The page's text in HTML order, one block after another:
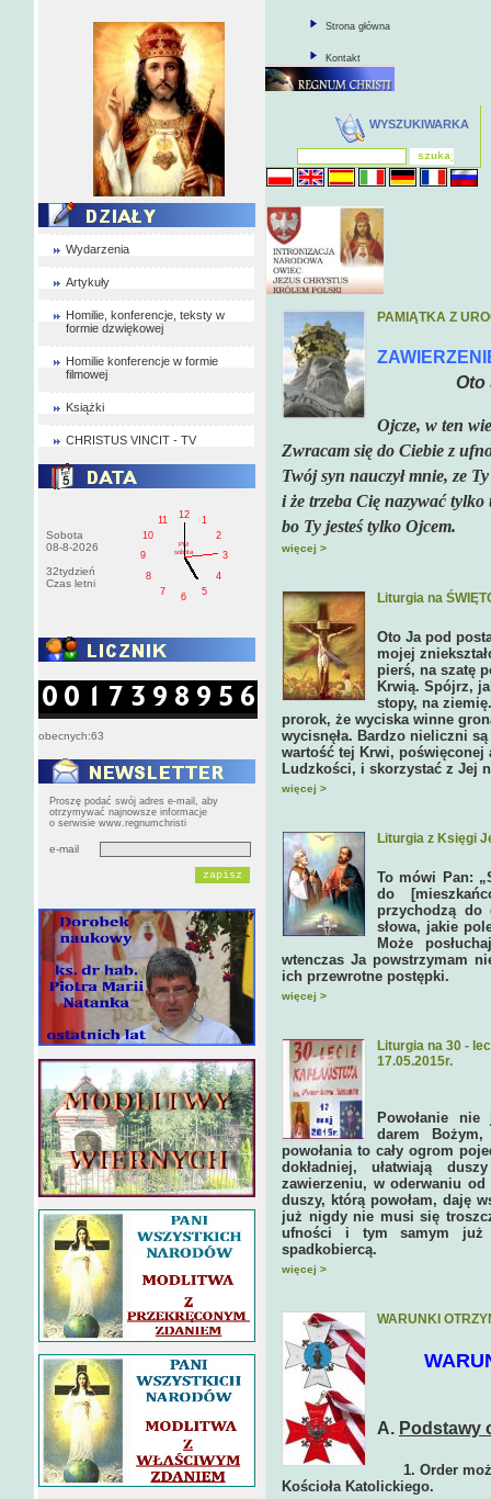
Wydarzenia
Artykuły
Homilie, konferencje, teksty w
formie dzwiękowej
Homilie konferencje w formie
filmowej
Książki
CHRISTUS VINCIT - TV
Sobota
08-8-2026
32tydzień
Czas letni
1
2
3
4
5
6
7
8
9
10
11
12
PM
sobota
obecnych:63
Proszę podać swój adres e-mail, aby
otrzymywać najnowsze informacje
o serwisie www.regnumchristi
e-mail
Strona główna
Kontakt
WYSZUKIWARKA
PAMIĄTKA Z
Oto
Ojcze, w ten
Zwracam się do Ciebie z
Twój syn nauczył mnie, ze
i że trzeba Cię nazywać
bo Ty jesteś tylko Ojcem.
więcej >
Liturgia na
Oto Ja pod
mojej
pierś, na szatę
Krwią. Spójrz,
stopy, na
prorok, że wyciska winne
wycisnęła. Bardzo nieliczni
wartość tej Krwi,
Ludzkości, i skorzystać z Jej
więcej >
Liturgia z Księgi
To mówi Pan:
do
przychodzą do
słowa, jakie
Może
wtenczas Ja powstrzymam
ich przewrotne postępki.
więcej >
Liturgia na 30 -
17.05.2015r.
Powołanie
darem
powołania to cały ogrom
dokładniej, ułatwiają
zawierzeniu, w oderwaniu
duszy, którą powołam, daję
już nigdy nie musi się
ufności i tym samym już
spadkobiercą.
więcej >
WARUNKI
A. Podstawy
1. Order
Kościoła Katolickiego.